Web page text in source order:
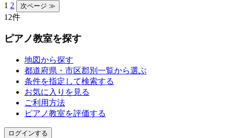
1 2
12件
ピアノ教室を探す
地図から探す
都道府県・市区郡別一覧から選ぶ
条件を指定して検索する
お気に入りを見る
ご利用方法
ピアノ教室を評価する
ログインする